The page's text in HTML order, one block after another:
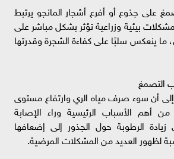
على جذوع أو أفرع أشجار المانجو يرتبط
بيئية وزراعية تؤثر بشكل مباشر على
ينعكس سلبًا على كفاءة الشجرة وقدرتها
التصمغ
إلى أن سوء صرف مياه الري وارتفاع مستوى
أهم الأسباب الرئيسية وراء الإصابة
الرطوبة حول الجذور إلى إضعافها
لظهور العديد من المشكلات المرضية.